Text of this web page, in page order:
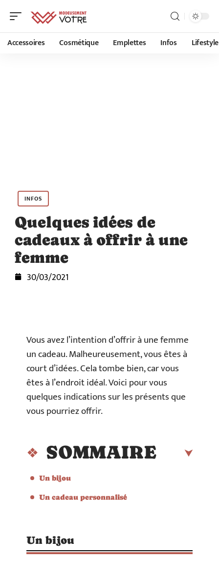
Accessoires Cosmétique Emplettes Infos Lifestyle
INFOS
Quelques idées de
cadeaux à offrir à une
femme
30/03/2021
Vous avez l’intention d’offrir à une femme
un cadeau. Malheureusement, vous êtes à
court d’idées. Cela tombe bien, car vous
êtes à l’endroit idéal. Voici pour vous
quelques indications sur les présents que
vous pourriez offrir.
SOMMAIRE
Un bijou
Un cadeau personnalisé
Un bijou